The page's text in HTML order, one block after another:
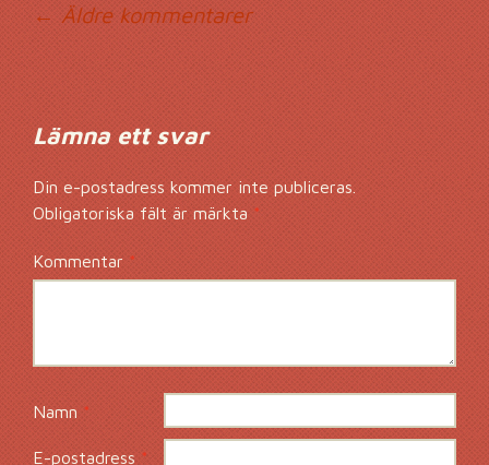
← Äldre kommentarer
Lämna ett svar
Din e-postadress kommer inte publiceras.
Obligatoriska fält är märkta*
Kommentar*
Namn*
E-postadress*